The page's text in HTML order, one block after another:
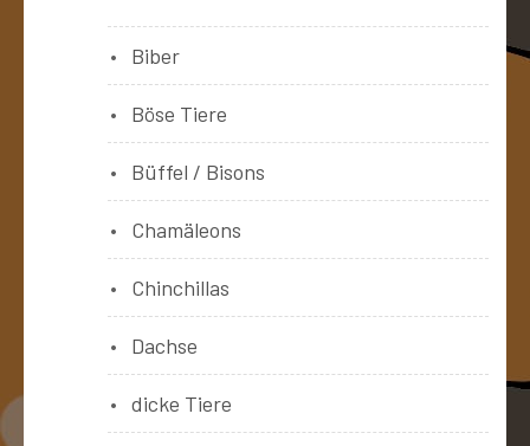
Biber
Böse Tiere
Büffel / Bisons
Chamäleons
Chinchillas
Dachse
dicke Tiere